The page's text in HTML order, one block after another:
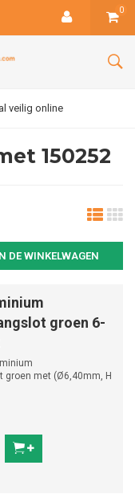
0
veilig online
150252
DE WINKELWAGEN
groen 6-
groen met (Ø6,40mm, H